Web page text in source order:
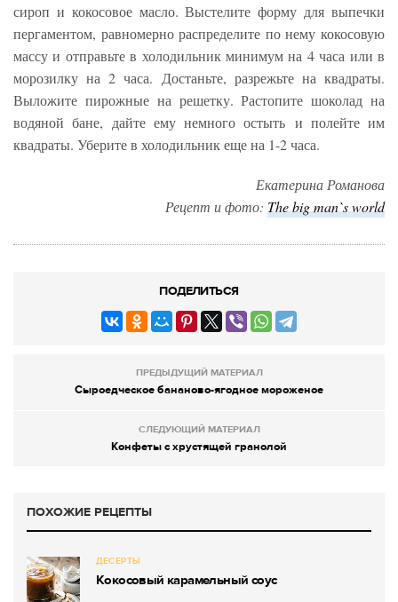
сироп и кокосовое масло. Выстелите форму для выпечки
пергаментом, равномерно распределите по нему кокосовую
массу и отправьте в холодильник минимум на 4 часа или в
морозилку на 2 часа. Достаньте, разрежьте на квадраты.
Выложите пирожные на решетку. Растопите шоколад на
водяной бане, дайте ему немного остыть и полейте им
квадраты. Уберите в холодильник еще на 1-2 часа.
Екатерина Романова
Рецепт и фото: The big man`s world
ПОДЕЛИТЬСЯ
ПРЕДЫДУЩИЙ МАТЕРИАЛ
Сыроедческое бананово-ягодное мороженое
СЛЕДУЮЩИЙ МАТЕРИАЛ
Конфеты с хрустящей гранолой
ПОХОЖИЕ РЕЦЕПТЫ
ДЕСЕРТЫ
Кокосовый карамельный соус